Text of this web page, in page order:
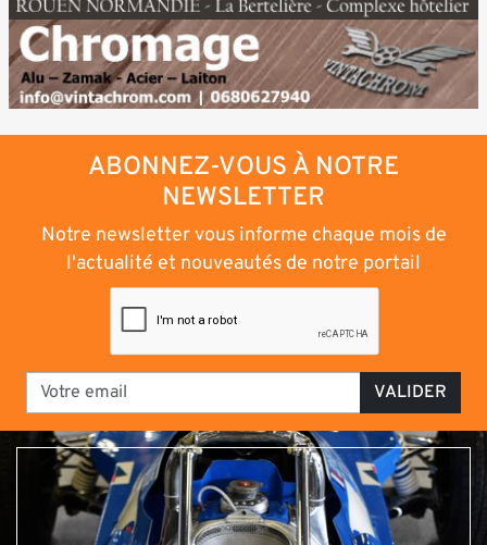
ABONNEZ-VOUS À NOTRE
NEWSLETTER
Notre newsletter vous informe chaque mois de
l'actualité et nouveautés de notre portail
VALIDER